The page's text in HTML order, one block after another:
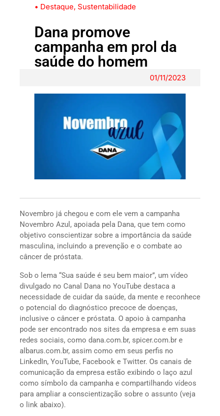
• Destaque, Sustentabilidade
Dana promove
campanha em prol da
saúde do homem
01/11/2023
Novembro já chegou e com ele vem a campanha
Novembro Azul, apoiada pela Dana, que tem como
objetivo conscientizar sobre a importância da saúde
masculina, incluindo a prevenção e o combate ao
câncer de próstata.
Sob o lema “Sua saúde é seu bem maior”, um vídeo
divulgado no Canal Dana no YouTube destaca a
necessidade de cuidar da saúde, da mente e reconhece
o potencial do diagnóstico precoce de doenças,
inclusive o câncer e próstata. O apoio à campanha
pode ser encontrado nos sites da empresa e em suas
redes sociais, como dana.com.br, spicer.com.br e
albarus.com.br, assim como em seus perfis no
LinkedIn, YouTube, Facebook e Twitter. Os canais de
comunicação da empresa estão exibindo o laço azul
como símbolo da campanha e compartilhando vídeos
para ampliar a conscientização sobre o assunto (veja
o link abaixo).